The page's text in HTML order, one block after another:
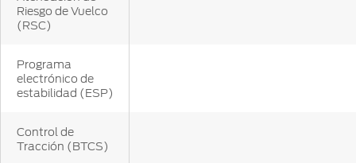
Riesgo de Vuelco
(RSC)
Programa
electrónico de
estabilidad (ESP)
Control de
Tracción (BTCS)